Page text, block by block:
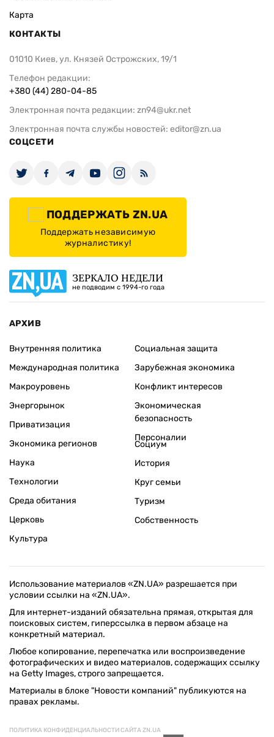
Карта
КОНТАКТЫ
01010 Киев, ул. Князей Острожских, 19/1
Телефон редакции:
+380 (44) 280-04-85
Электронная почта редакции: zn94@ukr.net
Электронная почта службы новостей: editor@zn.ua
СОЦСЕТИ
ПОДДЕРЖАТЬ ZN.UA
Поддержать независимую
журналистику!
ЗЕРКАЛО НЕДЕЛИ
не подводим с 1994-го года
АРХИВ
Внутренняя политика
Международная политика
Макроуровень
Энергорынок
Приватизация
Экономика регионов
Социальная защита
Зарубежная экономика
Конфликт интересов
Экономическая
безопасность
Персоналии
Наука
Технологии
Среда обитания
Церковь
Культура
Социум
История
Круг семьи
Туризм
Собственность
Использование материалов «ZN.UA» разрешается при
условии ссылки на «ZN.UA».
Для интернет-изданий обязательна прямая, открытая для
поисковых систем, гиперссылка в первом абзаце на
конкретный материал.
Любое копирование, перепечатка или воспроизведение
фотографических и видео материалов, содержащих ссылку
на Getty Images, строго запрещается.
Материалы в блоке "Новости компаний" публикуются на
правах рекламы.
ПОЛИТИКА КОНФИДЕНЦИАЛЬНОСТИ САЙТА ZN.UA